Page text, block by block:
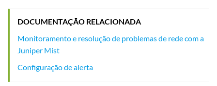
DOCUMENTAÇÃO RELACIONADA
Monitoramento e resolução de problemas de rede com a
Juniper Mist
Configuração de alerta